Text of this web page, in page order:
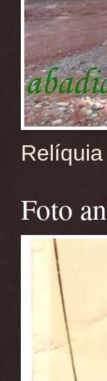
Relíquia
Foto